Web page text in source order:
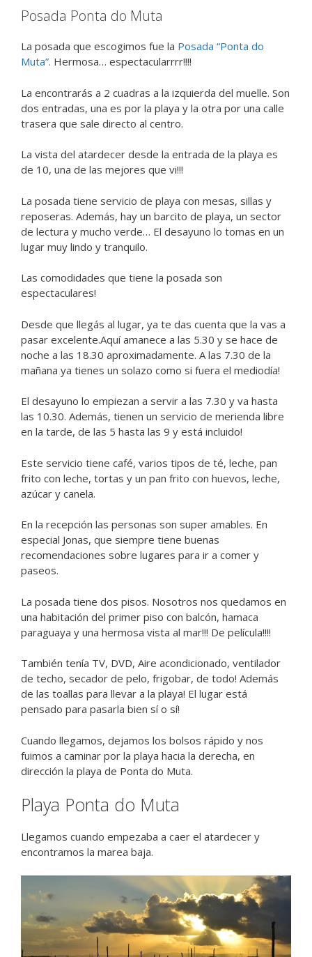
Posada Ponta do Muta
La posada que escogimos fue la Posada “Ponta do
Muta”. Hermosa… espectacularrrr!!!!
La encontrarás a 2 cuadras a la izquierda del muelle. Son
dos entradas, una es por la playa y la otra por una calle
trasera que sale directo al centro.
La vista del atardecer desde la entrada de la playa es
de 10, una de las mejores que vi!!!
La posada tiene servicio de playa con mesas, sillas y
reposeras. Además, hay un barcito de playa, un sector
de lectura y mucho verde… El desayuno lo tomas en un
lugar muy lindo y tranquilo.
Las comodidades que tiene la posada son
espectaculares!
Desde que llegás al lugar, ya te das cuenta que la vas a
pasar excelente.Aquí amanece a las 5.30 y se hace de
noche a las 18.30 aproximadamente. A las 7.30 de la
mañana ya tienes un solazo como si fuera el mediodía!
El desayuno lo empiezan a servir a las 7.30 y va hasta
las 10.30. Además, tienen un servicio de merienda libre
en la tarde, de las 5 hasta las 9 y está incluido!
Este servicio tiene café, varios tipos de té, leche, pan
frito con leche, tortas y un pan frito con huevos, leche,
azúcar y canela.
En la recepción las personas son super amables. En
especial Jonas, que siempre tiene buenas
recomendaciones sobre lugares para ir a comer y
paseos.
La posada tiene dos pisos. Nosotros nos quedamos en
una habitación del primer piso con balcón, hamaca
paraguaya y una hermosa vista al mar!!! De película!!!!
También tenía TV, DVD, Aire acondicionado, ventilador
de techo, secador de pelo, frigobar, de todo! Además
de las toallas para llevar a la playa! El lugar está
pensado para pasarla bien sí o sí!
Cuando llegamos, dejamos los bolsos rápido y nos
fuimos a caminar por la playa hacia la derecha, en
dirección la playa de Ponta do Muta.
Playa Ponta do Muta
Llegamos cuando empezaba a caer el atardecer y
encontramos la marea baja.